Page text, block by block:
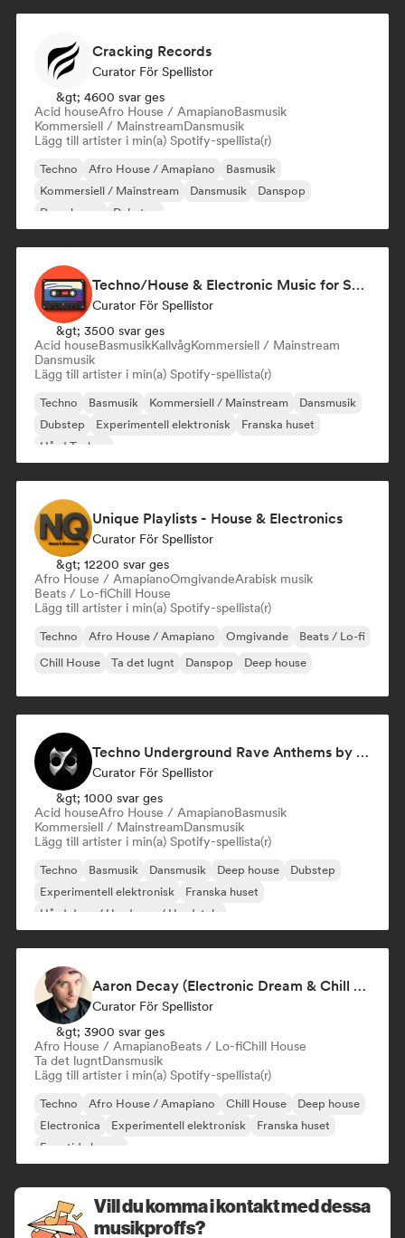
Cracking Records
Curator För Spellistor
&gt; 4600 svar ges
Acid houseAfro House / AmapianoBasmusik
Kommersiell / MainstreamDansmusik
Lägg till artister i min(a) Spotify-spellista(r)
Techno Afro House / Amapiano
Basmusik
Kommersiell / Mainstream
Dansmusik
Danspop
Deep house
Dubstep
Techno/House & Electronic Music for Svea Playlists
Curator För Spellistor
&gt; 3500 svar ges
Acid houseBasmusikKallvågKommersiell / Mainstream
Dansmusik
Lägg till artister i min(a) Spotify-spellista(r)
Techno Basmusik Kommersiell / Mainstream
Dansmusik
Dubstep
Experimentell elektronisk
Franska huset
Hård Techno
Unique Playlists - House & Electronics
Curator För Spellistor
&gt; 12200 svar ges
Afro House / AmapianoOmgivandeArabisk musik
Beats / Lo-fiChill House
Lägg till artister i min(a) Spotify-spellista(r)
Techno Afro House / Amapiano Omgivande
Beats / Lo-fi
Chill House
Ta det lugnt Danspop Deep house
Techno Underground Rave Anthems by Orphium
Curator För Spellistor
&gt; 1000 svar ges
Acid houseAfro House / AmapianoBasmusik
Kommersiell / MainstreamDansmusik
Lägg till artister i min(a) Spotify-spellista(r)
Techno Basmusik Dansmusik Deep house
Dubstep
Experimentell elektronisk
Franska huset
Hård dans / Hardcore / Hardstyle
Aaron Decay (Electronic Dream & Chill Electronic Dream playlists)
Curator För Spellistor
&gt; 3900 svar ges
Afro House / AmapianoBeats / Lo-fiChill House
Ta det lugntDansmusik
Lägg till artister i min(a) Spotify-spellista(r)
Techno Afro House / Amapiano Chill House
Deep house
Electronica
Experimentell elektronisk
Franska huset
Framtida house
Vill du komma i kontakt med dessa
musikproffs?